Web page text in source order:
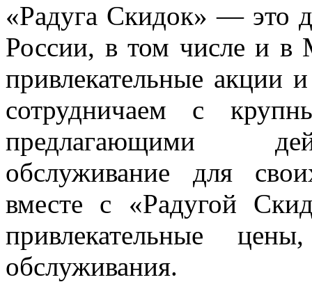
«Радуга Скидок» — это
России, в том числе и
привлекательные
сотрудничаем с
предлагающими
обслуживание для
вместе с «Радугой
привлекательные
обслуживания.